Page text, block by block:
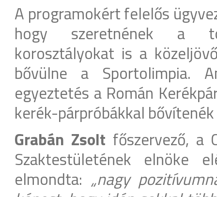
A programokért felelős
hogy szeretnének a
korosztályokat is a
bővülne a Sportolimpia.
egyeztetés a Román
kerék-párpróbákkal
Grabán Zsolt főszervező, a
Szaktestületének elnöke
elmondta: „nagy